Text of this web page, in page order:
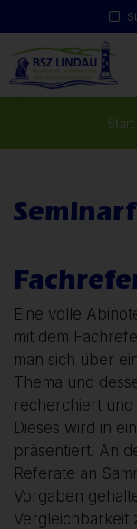
Sie
Start
Eine volle
mit dem
man sich über
Thema und
recherchiert und
Dieses wird in
präsentiert. An
Referate an
Vorgaben
Vergleichbarkeit